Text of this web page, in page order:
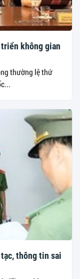
không gian
thường lệ thứ
thông tin sai